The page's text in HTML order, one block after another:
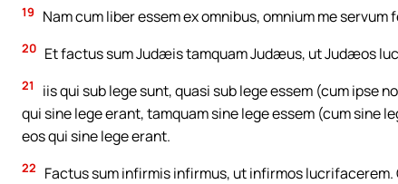
19 Nam cum liber essem ex omnibus, omnium me
20 Et factus sum Judæis tamquam Judæus, ut Judæos
21
iis qui sub lege sunt, quasi sub lege essem (cum ipse
qui sine lege erant, tamquam sine lege essem (cum sine
eos qui sine lege erant.
22 Factus sum infirmis infirmus, ut infirmos